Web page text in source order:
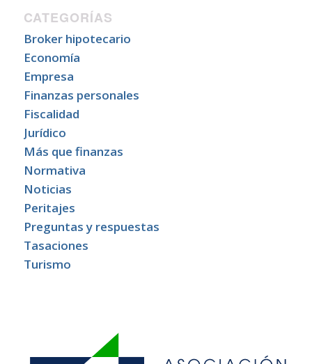
CATEGORÍAS
Broker hipotecario
Economía
Empresa
Finanzas personales
Fiscalidad
Jurídico
Más que finanzas
Normativa
Noticias
Peritajes
Preguntas y respuestas
Tasaciones
Turismo